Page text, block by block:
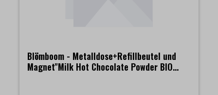
Blömboom - Metalldose+Refillbeutel und
Magnet"Milk Hot Chocolate Powder BIO